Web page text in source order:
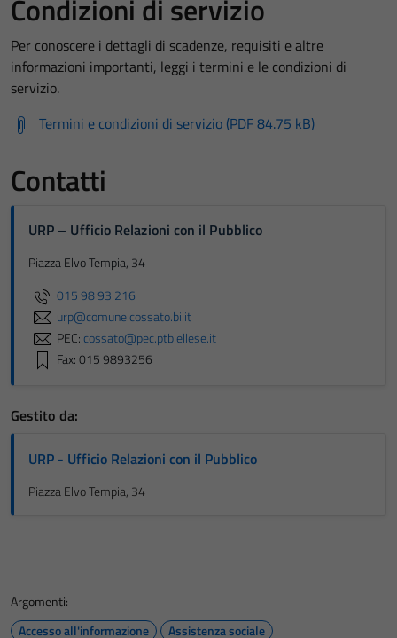
Condizioni di servizio
Per conoscere i dettagli di scadenze, requisiti e altre
informazioni importanti, leggi i termini e le condizioni di
servizio.
Termini e condizioni di servizio (PDF 84.75 kB)
Contatti
URP – Ufficio Relazioni con il Pubblico
Piazza Elvo Tempia, 34
015 98 93 216
urp@comune.cossato.bi.it
PEC:cossato@pec.ptbiellese.it
Fax: 015 9893256
Gestito da:
URP - Ufficio Relazioni con il Pubblico
Piazza Elvo Tempia, 34
Argomenti:
Accesso all'informazione
Assistenza sociale